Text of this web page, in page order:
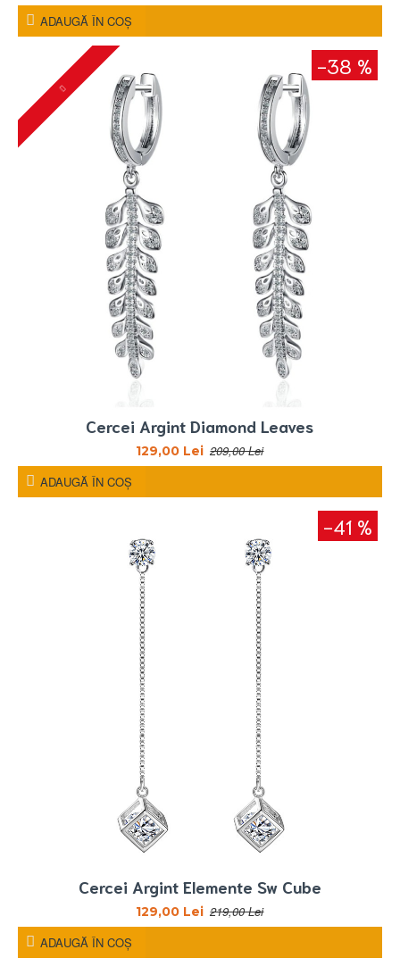
ADAUGĂ ÎN COŞ
-38 %
Cercei Argint Diamond Leaves
129,00 Lei 209,00 Lei
ADAUGĂ ÎN COŞ
-41 %
Cercei Argint Elemente Sw Cube
129,00 Lei 219,00 Lei
ADAUGĂ ÎN COŞ